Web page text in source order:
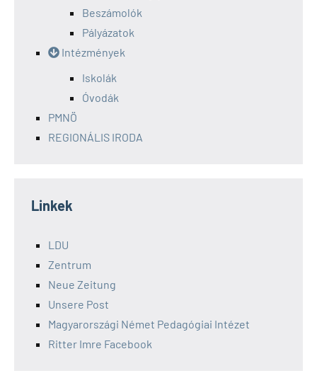
Beszámolók
Pályázatok
Intézmények
Iskolák
Óvodák
PMNÖ
REGIONÁLIS IRODA
Linkek
LDU
Zentrum
Neue Zeitung
Unsere Post
Magyarországi Német Pedagógiai Intézet
Ritter Imre Facebook